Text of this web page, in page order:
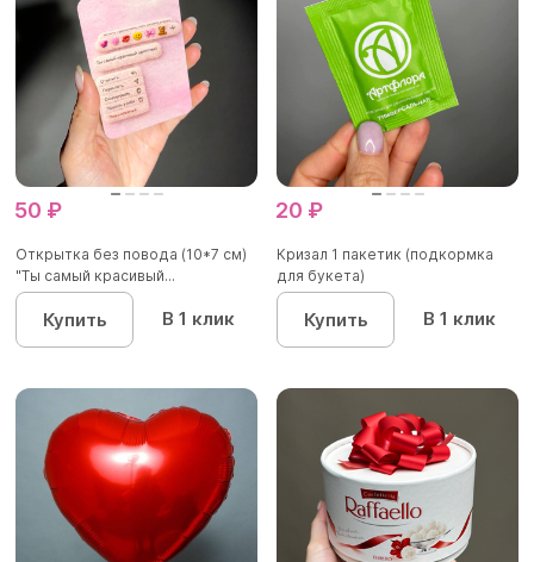
50 ₽
Открытка без повода (10*7 см)
"Ты самый красивый...
Купить В 1 клик
20 ₽
Кризал 1 пакетик (подкормка
для букета)
Купить В 1 клик